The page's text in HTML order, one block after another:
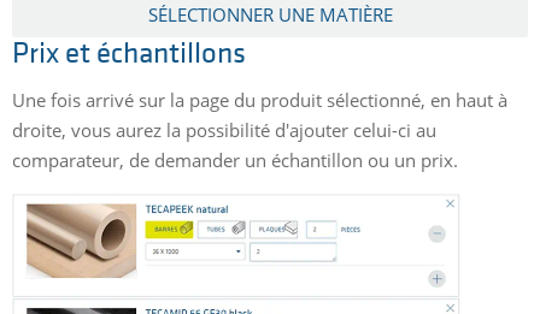
SÉLECTIONNER UNE MATIÈRE
Prix et échantillons
Une fois arrivé sur la page du produit sélectionné, en haut à
droite, vous aurez la possibilité d'ajouter celui-ci au
comparateur, de demander un échantillon ou un prix.